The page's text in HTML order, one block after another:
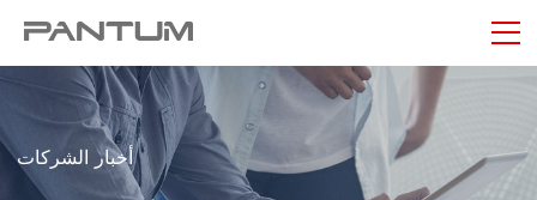
أخبار الشركات